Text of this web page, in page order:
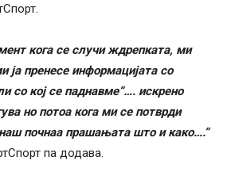
кога се случи ждрепката, ми
ја пренесе информацијата со
со кој се паднавме“…. искрено
но потоа кога ми се потврди
почнаа прашањата што и како….“
па додава.